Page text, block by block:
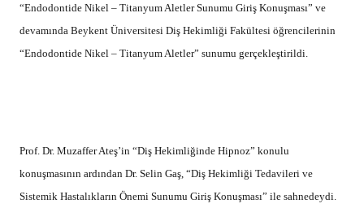
“Endodontide Nikel – Titanyum Aletler Sunumu Giriş Konuşması” ve
devamında Beykent Üniversitesi Diş Hekimliği Fakültesi öğrencilerinin
“Endodontide Nikel – Titanyum Aletler” sunumu gerçekleştirildi.
Prof. Dr. Muzaffer Ateş’in “Diş Hekimliğinde Hipnoz” konulu
konuşmasının ardından Dr. Selin Gaş, “Diş Hekimliği Tedavileri ve
Sistemik Hastalıkların Önemi Sunumu Giriş Konuşması” ile sahnedeydi.